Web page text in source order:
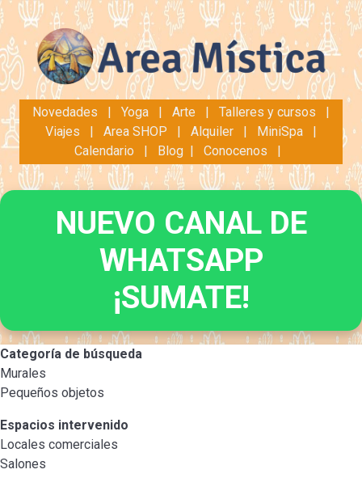
Novedades | Yoga | Arte | Talleres y cursos |
Viajes | Area SHOP | Alquiler | MiniSpa |
Calendario | Blog | Conocenos |
NUEVO CANAL DE
WHATSAPP
¡SUMATE!
Categoría de búsqueda
Murales
Pequeños objetos
Espacios intervenido
Locales comerciales
Salones